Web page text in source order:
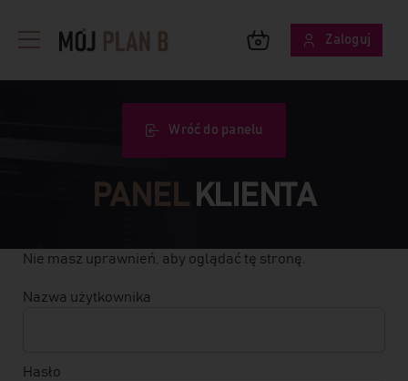
zawartości
Toggle
Navigation
SKUTECZNOŚĆ ANALIZ
Zaloguj
Wróć do panelu
PANEL KLIENTA
Nie masz uprawnień, aby oglądać tę stronę.
Nazwa użytkownika
Hasło